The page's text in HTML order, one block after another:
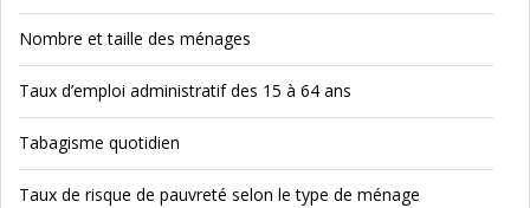
Nombre et taille des ménages
Taux d’emploi administratif des 15 à 64 ans
Tabagisme quotidien
Taux de risque de pauvreté selon le type de ménage